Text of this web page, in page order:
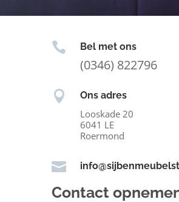
 Bel met ons
(0346) 822796
 Ons adres
Looskade 20
6041 LE
Roermond

Contact